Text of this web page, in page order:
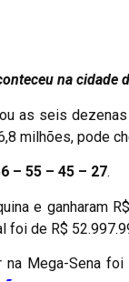
na cidade
as seis
milhões, pode
– 55 – 45 – 27.
e ganharam
foi de R$
Mega-Sena